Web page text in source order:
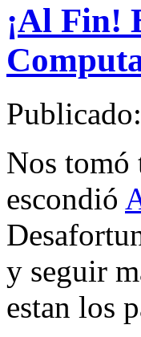
¡Al Fin!
Nos tomó
escondió
y seguir
estan los